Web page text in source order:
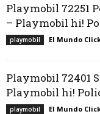
Playmobil 72251
– Playmobil hi!
playmobil El Mundo
Playmobil 72401
Playmobil hi!
playmobil El Mundo